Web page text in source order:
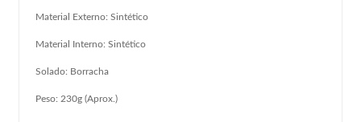
Material Externo: Sintético
Material Interno: Sintético
Solado: Borracha
Peso: 230g (Aprox.)